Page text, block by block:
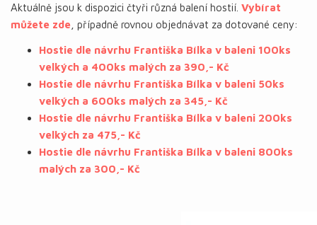
Aktuálně jsou k dispozici čtyři různá balení hostií. Vybírat
můžete zde , případně rovnou objednávat za dotované ceny:
Hostie dle návrhu Františka Bílka v baleni 100ks
velkých a 400ks malých za 390,- Kč
Hostie dle návrhu Františka Bílka v baleni 50ks
velkých a 600ks malých za 345,- Kč
Hostie dle návrhu Františka Bílka v baleni 200ks
velkých za 475,- Kč
Hostie dle návrhu Františka Bílka v baleni 800ks
malých za 300,- Kč